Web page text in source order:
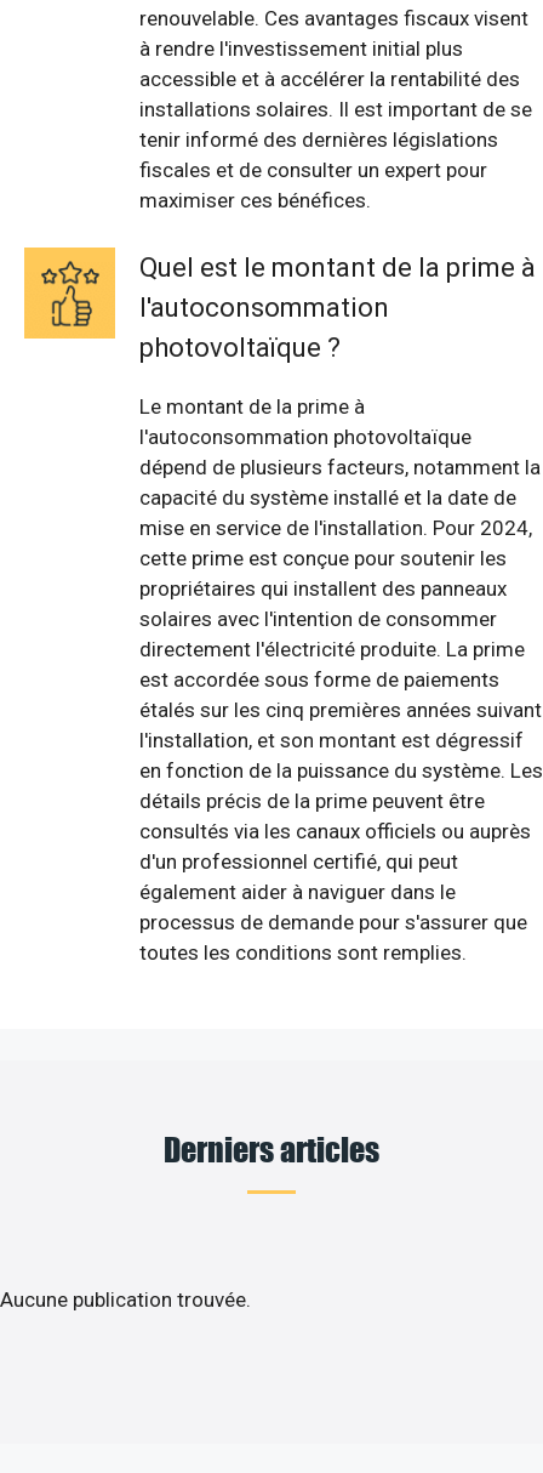
renouvelable. Ces avantages fiscaux visent
à rendre l'investissement initial plus
accessible et à accélérer la rentabilité des
installations solaires. Il est important de se
tenir informé des dernières législations
fiscales et de consulter un expert pour
maximiser ces bénéfices.
Quel est le montant de la prime à
l'autoconsommation
photovoltaïque ?
Le montant de la prime à
l'autoconsommation photovoltaïque
dépend de plusieurs facteurs, notamment la
capacité du système installé et la date de
mise en service de l'installation. Pour 2024,
cette prime est conçue pour soutenir les
propriétaires qui installent des panneaux
solaires avec l'intention de consommer
directement l'électricité produite. La prime
est accordée sous forme de paiements
étalés sur les cinq premières années suivant
l'installation, et son montant est dégressif
en fonction de la puissance du système. Les
détails précis de la prime peuvent être
consultés via les canaux officiels ou auprès
d'un professionnel certifié, qui peut
également aider à naviguer dans le
processus de demande pour s'assurer que
toutes les conditions sont remplies.
Derniers articles
Aucune publication trouvée.